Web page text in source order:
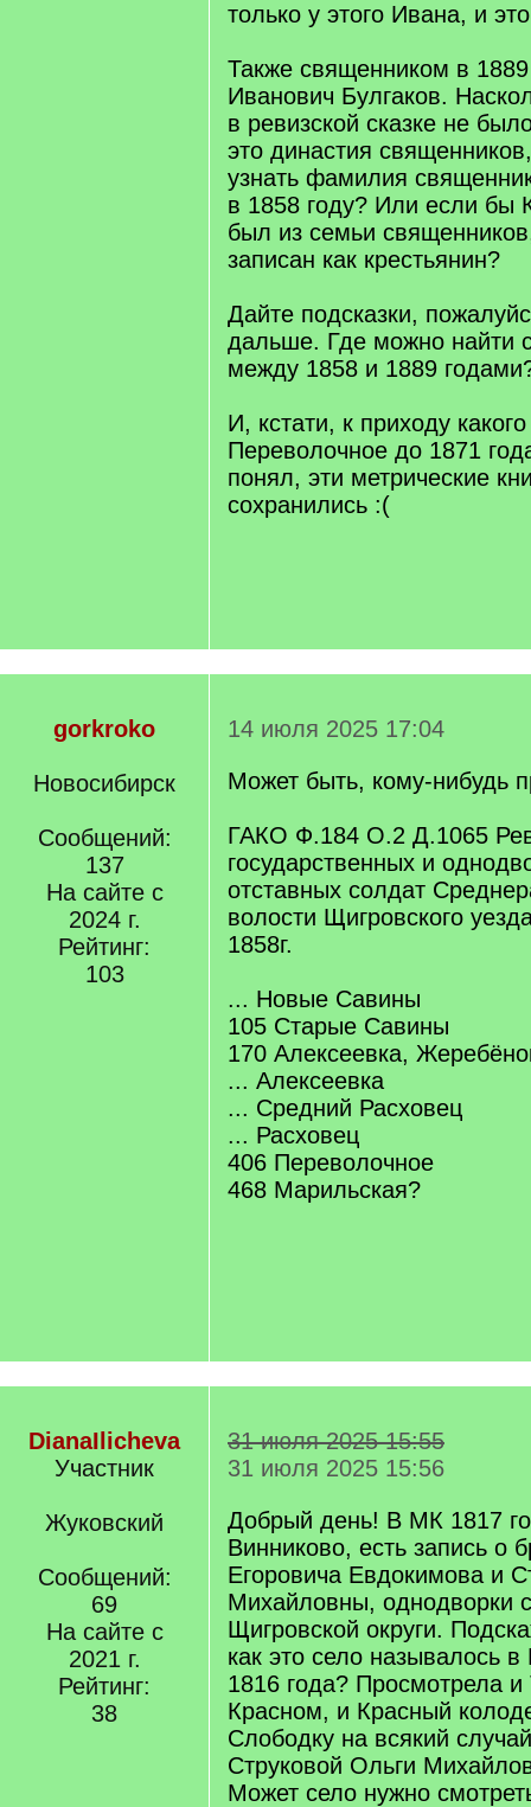
только у этого Ивана, и
Также священником в
Иванович Булгаков.
в ревизской сказке не
это династия
узнать фамилия
в 1858 году? Или если бы
был из семьи
записан как крестьянин?
Дайте подсказки,
дальше. Где можно найти
между 1858 и 1889
И, кстати, к приходу
Переволочное до 1871
понял, эти метрические
сохранились :(
gorkroko
Новосибирск
Сообщений:
137
На сайте с
2024 г.
Рейтинг:
103
14 июля 2025 17:04
Может быть, кому-нибудь
ГАКО Ф.184 О.2 Д.1065
государственных и
отставных солдат
волости Щигровского
1858г.
... Новые Савины
105 Старые Савины
170 Алексеевка,
... Алексеевка
... Средний Расховец
... Расховец
406 Переволочное
468 Марильская?
DianaIlicheva
Участник
Жуковский
Сообщений:
69
На сайте с
2021 г.
Рейтинг:
38
31 июля 2025 15:55
31 июля 2025 15:56
Добрый день! В МК 1817
Винниково, есть запись о
Егоровича Евдокимова и
Михайловны, однодворки
Щигровской округи.
как это село называлось в
1816 года? Просмотрела и
Красном, и Красный
Слободку на всякий
Струковой Ольги
Может село нужно